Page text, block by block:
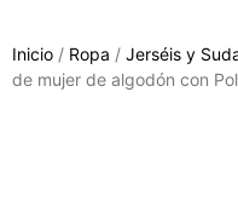
Inicio / Ropa / Jerséis y
de mujer de algodón con